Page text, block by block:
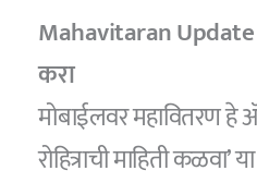
Mahavitaran
करा
मोबाईलवर महावितरण हे
रोहित्राची माहिती